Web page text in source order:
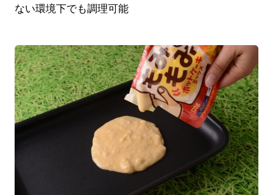
ない環境下でも調理可能